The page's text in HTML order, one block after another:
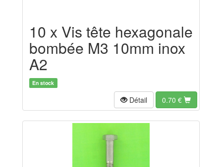
10 x Vis tête hexagonale
bombée M3 10mm inox
A2
En stock
Détail 0.70 €